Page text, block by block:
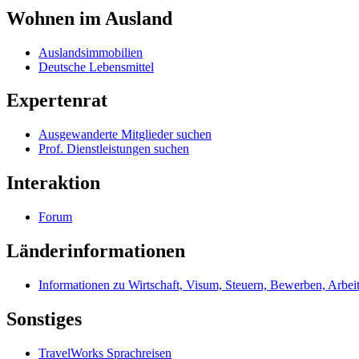
Wohnen im Ausland
Auslandsimmobilien
Deutsche Lebensmittel
Expertenrat
Ausgewanderte Mitglieder suchen
Prof. Dienstleistungen suchen
Interaktion
Forum
Länderinformationen
Informationen zu Wirtschaft, Visum, Steuern, Bewerben,
Sonstiges
TravelWorks Sprachreisen